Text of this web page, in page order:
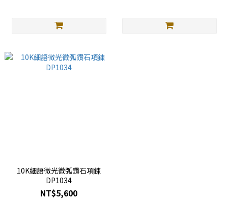
10K細語微光微弧鑽石項鍊
DP1034
NT$5,600